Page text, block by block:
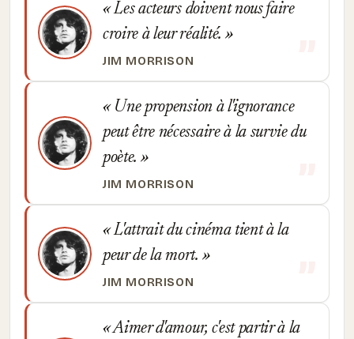
Les acteurs doivent nous faire
croire à leur réalité.
JIM MORRISON
Une propension à l'ignorance
peut être nécessaire à la survie du
poète.
JIM MORRISON
L'attrait du cinéma tient à la
peur de la mort.
JIM MORRISON
Aimer d'amour, c'est partir à la